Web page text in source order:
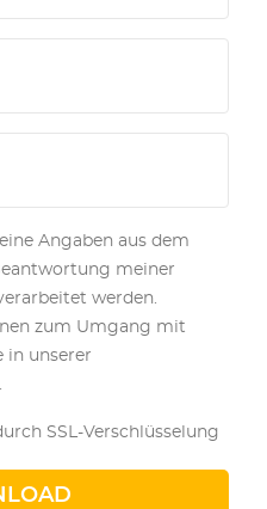
Angaben aus dem
meiner
werden.
zum Umgang mit
in unserer
.
SSL-Verschlüsselung